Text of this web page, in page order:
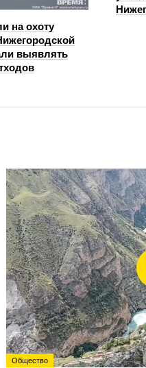
на охоту
выявлять
Общество